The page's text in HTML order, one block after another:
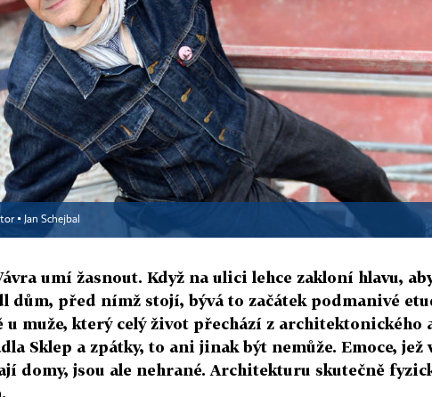
▪ Jan Schejbal
umí žasnout. Když na ulici lehce zakloní hlavu,
dům, před nímž stojí, bývá to začátek podmanivé
u muže, který celý život přechází z architektonického
Sklep a zpátky, to ani jinak být nemůže. Emoce, jež
domy, jsou ale nehrané. Architekturu skutečně